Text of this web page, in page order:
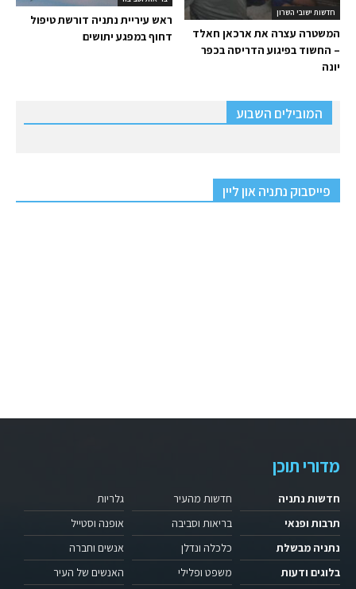
ראש עיריית נתניה דורשת טיפול
דחוף במפגע יתושים
חדשות ישובי השרון
המשטרה עצרה את ארכאן חאלד
– החשוד בפיגוע הדריסה בכפר
יונה
המובילים השבוע
פייסבוק נתניה און ליין
מדורי תוכן
חדשות נתניה
תרבות ופנאי
נתניה מבשלת
בלוגים ודעות
חדשות מהעיר
בריאות וסביבה
כלכלה ונדלן
משפט ופלילי
גלריות
אופנה וסטייל
אנשים וחברה
האנשים של העיר